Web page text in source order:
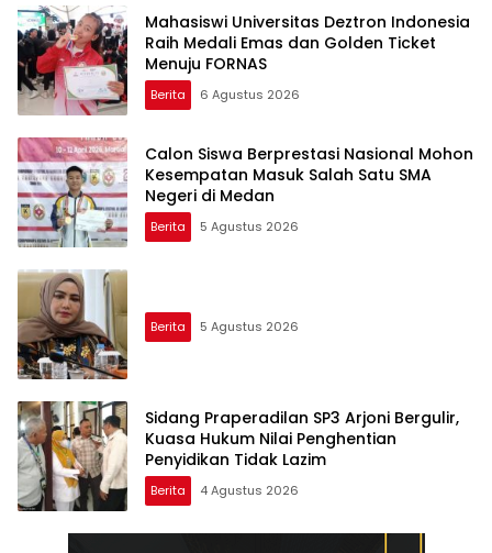
Mahasiswi Universitas Deztron Indonesia
Raih Medali Emas dan Golden Ticket
Menuju FORNAS
Berita 6 Agustus 2026
Calon Siswa Berprestasi Nasional Mohon
Kesempatan Masuk Salah Satu SMA
Negeri di Medan
Berita 5 Agustus 2026
Berita 5 Agustus 2026
Sidang Praperadilan SP3 Arjoni Bergulir,
Kuasa Hukum Nilai Penghentian
Penyidikan Tidak Lazim
Berita 4 Agustus 2026